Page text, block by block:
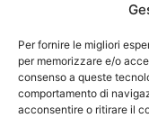
Per fornire le migliori
per memorizzare e/o
consenso a queste
comportamento di
acconsentire o ritirare il